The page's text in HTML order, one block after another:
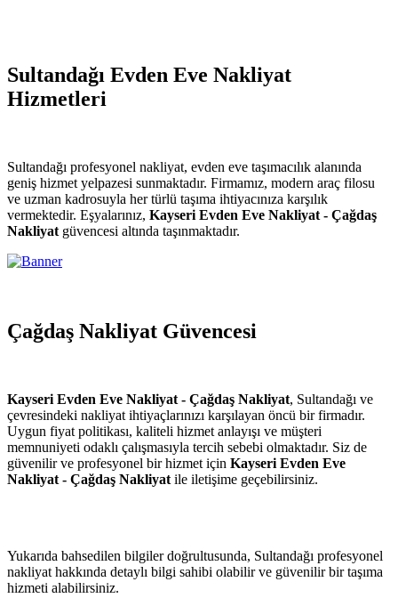
Sultandağı Evden Eve Nakliyat
Hizmetleri
Sultandağı profesyonel nakliyat, evden eve taşımacılık alanında
geniş hizmet yelpazesi sunmaktadır. Firmamız, modern araç filosu
ve uzman kadrosuyla her türlü taşıma ihtiyacınıza karşılık
vermektedir. Eşyalarınız, Kayseri Evden Eve Nakliyat - Çağdaş
Nakliyat güvencesi altında taşınmaktadır.
Çağdaş Nakliyat Güvencesi
Kayseri Evden Eve Nakliyat - Çağdaş Nakliyat, Sultandağı ve
çevresindeki nakliyat ihtiyaçlarınızı karşılayan öncü bir firmadır.
Uygun fiyat politikası, kaliteli hizmet anlayışı ve müşteri
memnuniyeti odaklı çalışmasıyla tercih sebebi olmaktadır. Siz de
güvenilir ve profesyonel bir hizmet için Kayseri Evden Eve
Nakliyat - Çağdaş Nakliyat ile iletişime geçebilirsiniz.
Yukarıda bahsedilen bilgiler doğrultusunda, Sultandağı profesyonel
nakliyat hakkında detaylı bilgi sahibi olabilir ve güvenilir bir taşıma
hizmeti alabilirsiniz.